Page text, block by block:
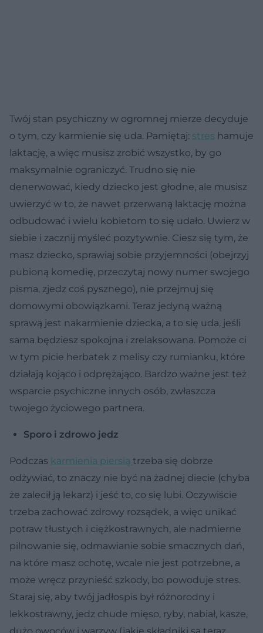
Twój stan psychiczny w ogromnej mierze decyduje
o tym, czy karmienie się uda. Pamiętaj: stres hamuje
laktację, a więc musisz zrobić wszystko, by go
maksymalnie ograniczyć. Trudno się nie
denerwować, kiedy dziecko jest głodne, ale musisz
uwierzyć w to, że nawet przerwaną laktację można
odbudować i wielu kobietom to się udało. Uwierz w
siebie i zacznij myśleć pozytywnie. Ciesz się tym, że
masz dziecko, sprawiaj sobie przyjemności (obejrzyj
pubioną komedię, przeczytaj nowy numer swojego
pisma, zjedz coś pysznego), nie przejmuj się
domowymi obowiązkami. Teraz jedyną ważną
sprawą jest nakarmienie dziecka, a to się uda, jeśli
sama będziesz spokojna i zrelaksowana. Pomoże ci
w tym picie herbatek z melisy czy rumianku, które
działają kojąco i odprężająco. Bardzo ważne jest też
wsparcie psychiczne innych osób, zwłaszcza
twojego życiowego partnera.
Sporo i zdrowo jedz
Podczas karmienia piersią trzeba się dobrze
odżywiać, to znaczy nie być na żadnej diecie (chyba
że zalecił ją lekarz) i jeść to, co się lubi. Oczywiście
trzeba zachować zdrowy rozsądek, a więc unikać
potraw tłustych i ciężkostrawnych, ale nadmierne
pilnowanie się, odmawianie sobie smacznych dań,
na które masz ochotę, wcale nie jest potrzebne, a
może wręcz przynieść szkody, bo powoduje stres.
Staraj się, aby twój jadłospis był różnorodny i
lekkostrawny, jedz chude mięso, ryby, nabiał, kasze,
dużo owoców i warzyw (jakie składniki są teraz